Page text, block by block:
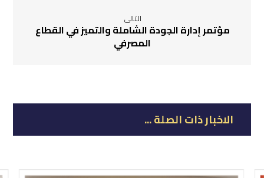
التالى
مؤتمر إدارة الجودة الشاملة والتميز في القطاع
المصرفي
الاخبار ذات الصلة ...